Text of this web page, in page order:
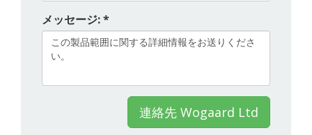
メッセージ: *
連絡先 Wogaard Ltd